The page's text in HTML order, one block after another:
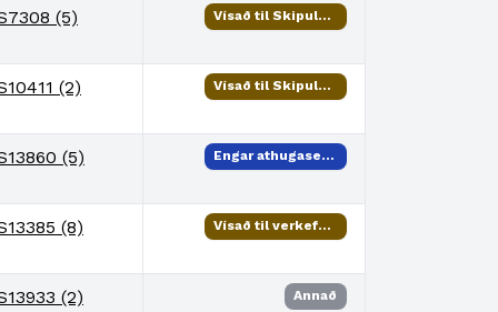
(5) Vísað til Skipulags- og samgönguráðs
(2) Vísað til Skipulags- og samgönguráðs
(5) Engar athugasemdir
(8) Vísað til verkefnisstjóra
(2) Annað